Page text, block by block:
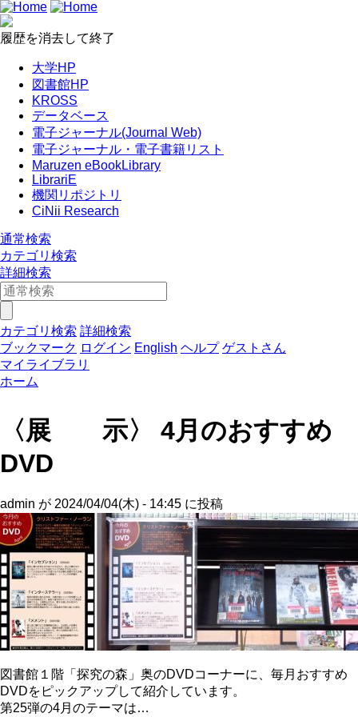
履歴を消去して終了
大学HP
図書館HP
KROSS
データベース
電子ジャーナル(Journal Web)
電子ジャーナル・電子書籍リスト
Maruzen eBookLibrary
LibrariE
機関リポジトリ
CiNii Research
通常検索
カテゴリ検索
詳細検索
カテゴリ検索 詳細検索
ブックマーク ログイン English ヘルプ ゲストさん
マイライブラリ
ホーム
〈展 示〉 4月のおすすめ
DVD
admin が 2024/04/04(木) - 14:45 に投稿
図書館１階「探究の森」奥のDVDコーナーに、毎月おすすめ
DVDをピックアップして紹介しています。
第25弾の4月のテーマは…